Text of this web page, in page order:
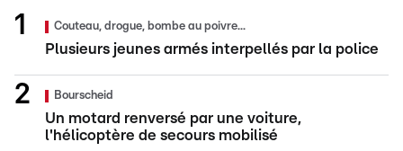
Couteau, drogue, bombe au poivre...
Plusieurs jeunes armés interpellés par la police
Bourscheid
Un motard renversé par une voiture,
l'hélicoptère de secours mobilisé